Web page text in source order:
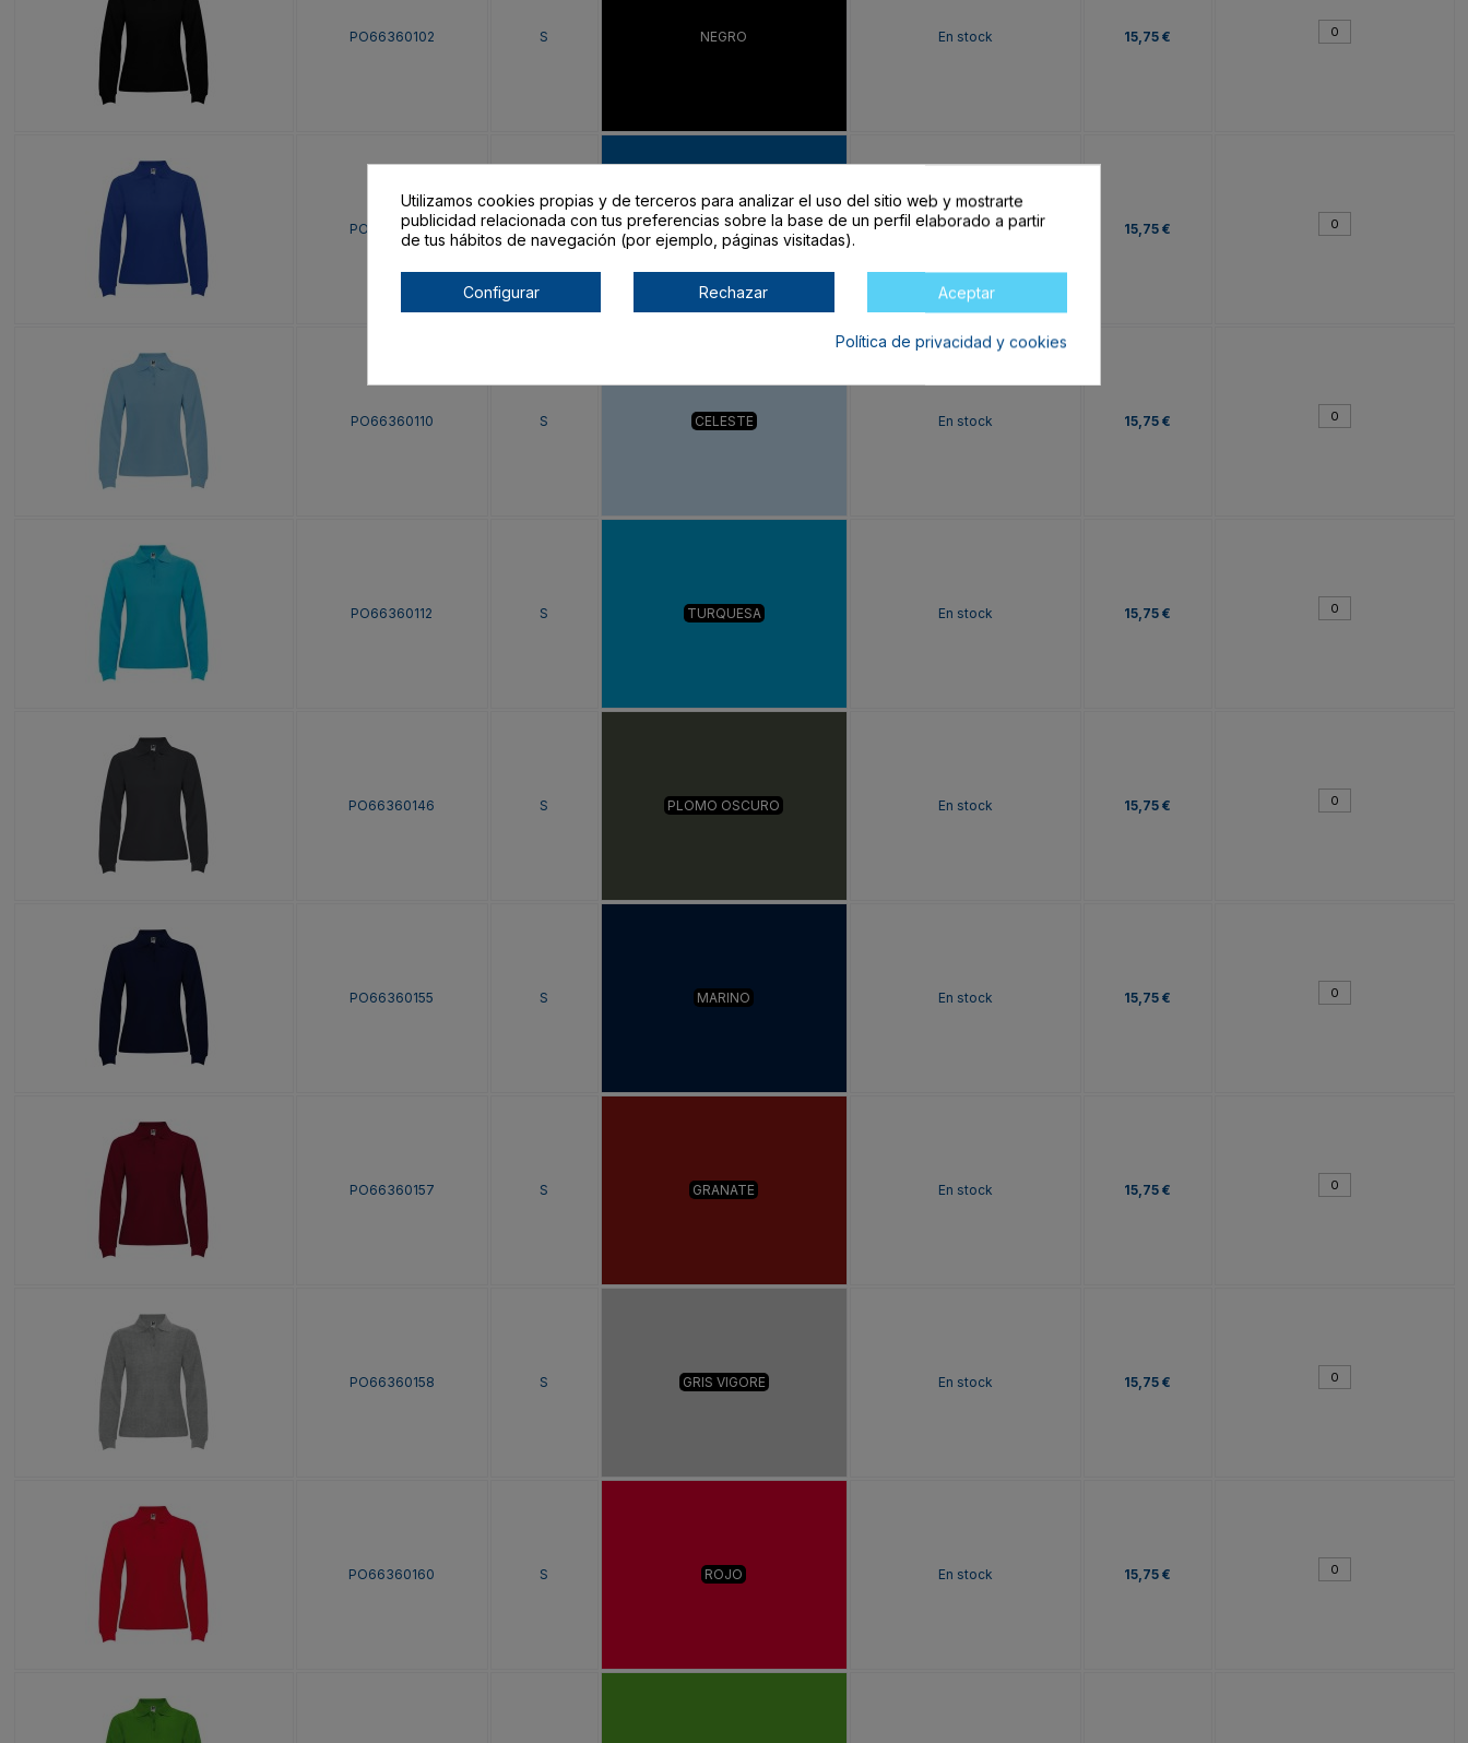
PO66360102 S NEGRO En stock 15,75 €
PO66360105 S ROYAL En stock 15,75 €
PO66360110 S CELESTE En stock 15,75 €
PO66360112 S TURQUESA En stock 15,75 €
PO66360146 S PLOMO OSCURO En stock 15,75 €
PO66360155 S MARINO En stock 15,75 €
PO66360157 S GRANATE En stock 15,75 €
PO66360158 S GRIS VIGORE En stock 15,75 €
PO66360160 S ROJO En stock 15,75 €
Utilizamos cookies propias y de terceros para analizar el uso del sitio web y mostrarte
publicidad relacionada con tus preferencias sobre la base de un perfil elaborado a partir
de tus hábitos de navegación (por ejemplo, páginas visitadas).
Configurar Rechazar Aceptar
Política de privacidad y cookies